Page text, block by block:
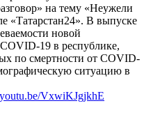
на тему «Неужели
«Татарстан24». В выпуске
новой
19 в республике,
по смертности от COVID-
ситуацию в
VxwiKJgjkhE